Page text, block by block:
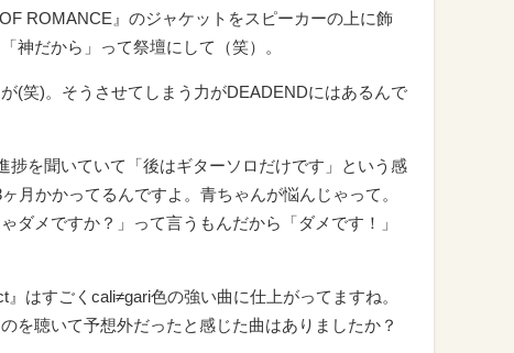
ROMANCE』のジャケットをスピーカーの上に飾
神だから」って祭壇にして（笑）。
笑)。そうさせてしまう力がDEADENDにはあるんで
捗を聞いていて「後はギターソロだけです」という感
月かかってるんですよ。青ちゃんが悩んじゃって。
ダメですか？」って言うもんだから「ダメです！」
はすごくcali≠gari色の強い曲に仕上がってますね。
を聴いて予想外だったと感じた曲はありましたか？